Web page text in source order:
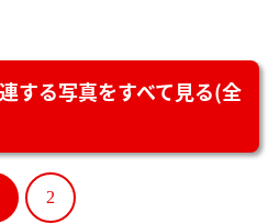
する写真をすべて見る(全
2